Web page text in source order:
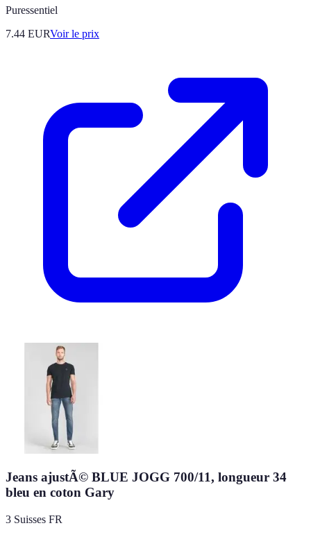
Puressentiel
7.44 EURVoir le prix
Jeans ajustÃ© BLUE JOGG 700/11, longueur 34
bleu en coton Gary
3 Suisses FR